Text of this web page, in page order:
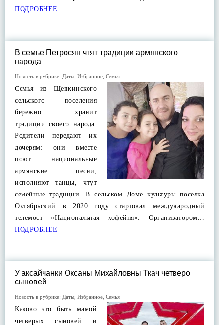
ПОДРОБНЕЕ
В семье Петросян чтят традиции армянского
народа
Новость в рубрике: Даты Избранное Семья
Семья из Щепкинского
сельского поселения
бережно хранит
традиции своего народа.
Родители передают их
дочерям: они вместе
поют национальные
армянские песни,
исполняют танцы, чтут
семейные традиции. В сельском Доме культуры поселка
Октябрьский в 2020 году стартовал международный
телемост «Национальная кофейня». Организатором…
ПОДРОБНЕЕ
У аксайчанки Оксаны Михайловны Ткач четверо
сыновей
Новость в рубрике: Даты Избранное Семья
Каково это быть мамой
четверых сыновей и